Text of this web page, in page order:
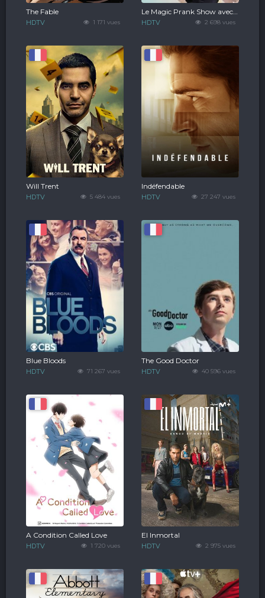
1 171 vues
The Fable
HDTV 2 698 vues
Le Magic Prank Show avec Justin Willman
HDTV
5 484 vues
Will Trent
HDTV 27 247 vues
Indéfendable
HDTV
71 267 vues
Blue Bloods
HDTV 40 596 vues
The Good Doctor
HDTV
1 720 vues
A Condition Called Love
HDTV 2 975 vues
El Inmortal
HDTV